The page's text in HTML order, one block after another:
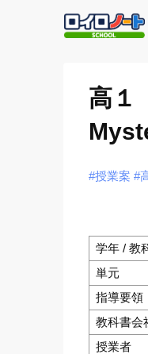
高１
#授業案 #
学年 / 教
単元
指導要領
教科書会
授業者